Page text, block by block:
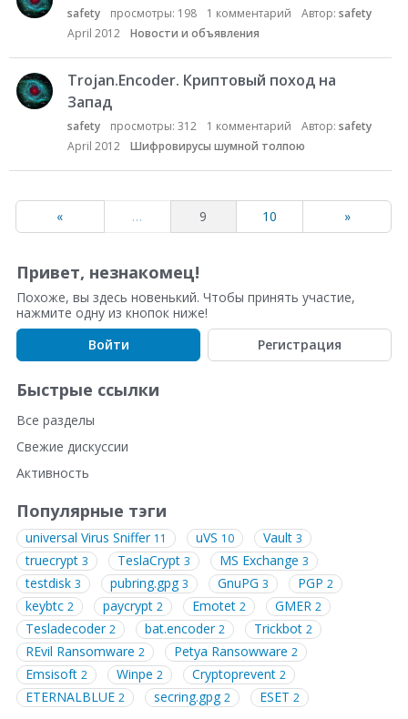
safety просмотры: 198 1 комментарий Автор: safety
April 2012
Новости и объявления
Trojan.Encoder. Криптовый поход на
Запад
safety просмотры: 312 1 комментарий Автор: safety
April 2012
Шифровирусы шумной толпою
« … 9 10 »
Привет, незнакомец!
Похоже, вы здесь новенький. Чтобы принять участие,
нажмите одну из кнопок ниже!
Войти
Регистрация
Быстрые ссылки
Все разделы
Свежие дискуссии
Активность
Популярные тэги
universal Virus Sniffer 11 uVS 10 Vault 3
truecrypt 3 TeslaCrypt 3 MS Exchange 3
testdisk 3 pubring.gpg3 GnuPG 3 PGP 2
keybtc 2 paycrypt 2 Emotet 2 GMER 2
Tesladecoder2 bat.encoder2 Trickbot 2
REvil Ransomware 2 Petya Ransowware 2
Emsisoft 2 Winpe 2 Cryptoprevent 2
ETERNALBLUE 2 secring.gpg2 ESET 2